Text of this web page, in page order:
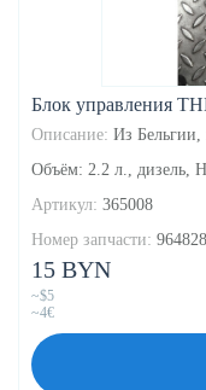
Блок управления
Описание: Из Бельгии,
Объём: 2.2 л., дизель,
Артикул: 365008
Номер запчасти:
15 BYN
~$5
~4€